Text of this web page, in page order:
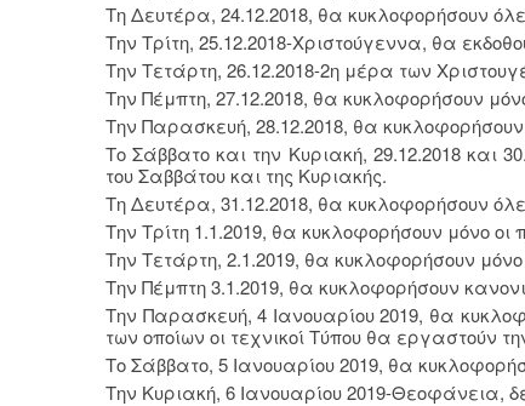
Τη Δευτέρα, 24.12.2018, θα κυκλοφορήσουν
Την Τρίτη, 25.12.2018-Χριστούγεννα, θα
Την Τετάρτη, 26.12.2018-2η μέρα των
Την Πέμπτη, 27.12.2018, θα κυκλοφορήσουν
Την Παρασκευή, 28.12.2018, θα
Το Σάββατο και την Κυριακή, 29.12.2018 και
του Σαββάτου και της Κυριακής.
Τη Δευτέρα, 31.12.2018, θα κυκλοφορήσουν
Την Τρίτη 1.1.2019, θα κυκλοφορήσουν μόνο οι
Την Τετάρτη, 2.1.2019, θα κυκλοφορήσουν
Την Πέμπτη 3.1.2019, θα κυκλοφορήσουν
Την Παρασκευή, 4 Ιανουαρίου 2019, θα
των οποίων οι τεχνικοί Τύπου θα εργαστούν
Το Σάββατο, 5 Ιανουαρίου 2019, θα
Την Κυριακή, 6 Ιανουαρίου 2019-Θεοφάνεια,